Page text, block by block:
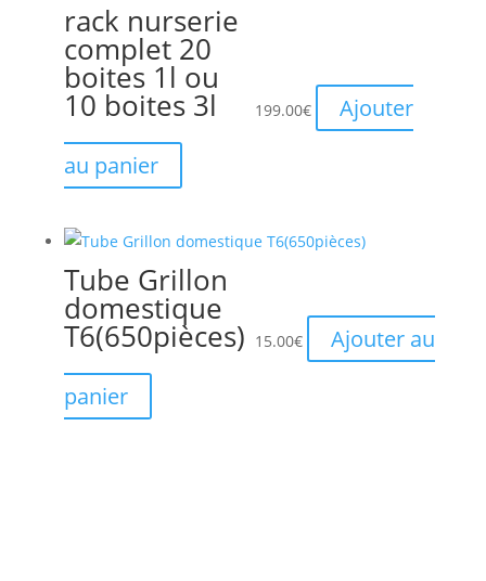
rack nurserie
complet 20
boites 1l ou
10 boites 3l 199.00€
Ajouter
au panier
Tube Grillon
domestique
T6(650pièces) 15.00€
Ajouter au
panier